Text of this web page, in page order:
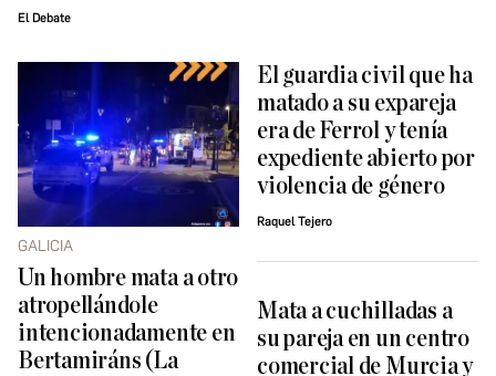
El Debate
GALICIA
Un hombre mata a otro
atropellándole
intencionadamente en
Bertamiráns (La
El guardia civil que ha
matado a su expareja
era de Ferrol y tenía
expediente abierto por
violencia de género
Raquel Tejero
Mata a cuchilladas a
su pareja en un centro
comercial de Murcia y